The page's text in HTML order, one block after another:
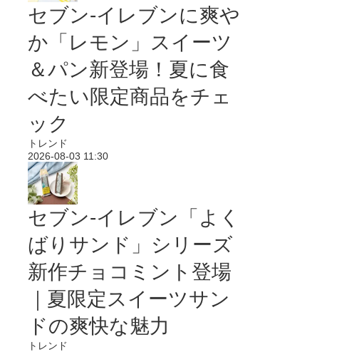
セブン‐イレブンに爽や
か「レモン」スイーツ
＆パン新登場！夏に食
べたい限定商品をチェ
ック
トレンド
2026-08-03 11:30
セブン‐イレブン「よく
ばりサンド」シリーズ
新作チョコミント登場
｜夏限定スイーツサン
ドの爽快な魅力
トレンド